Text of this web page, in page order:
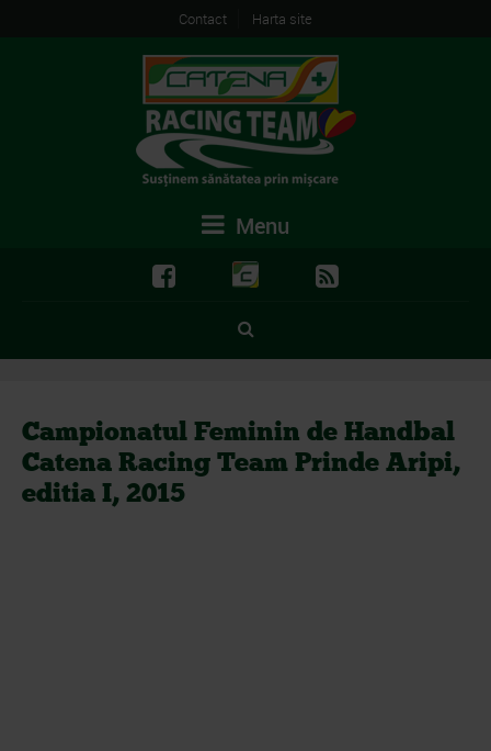
Contact Harta site
Menu
Campionatul Feminin de Handbal
Catena Racing Team Prinde Aripi,
editia I, 2015